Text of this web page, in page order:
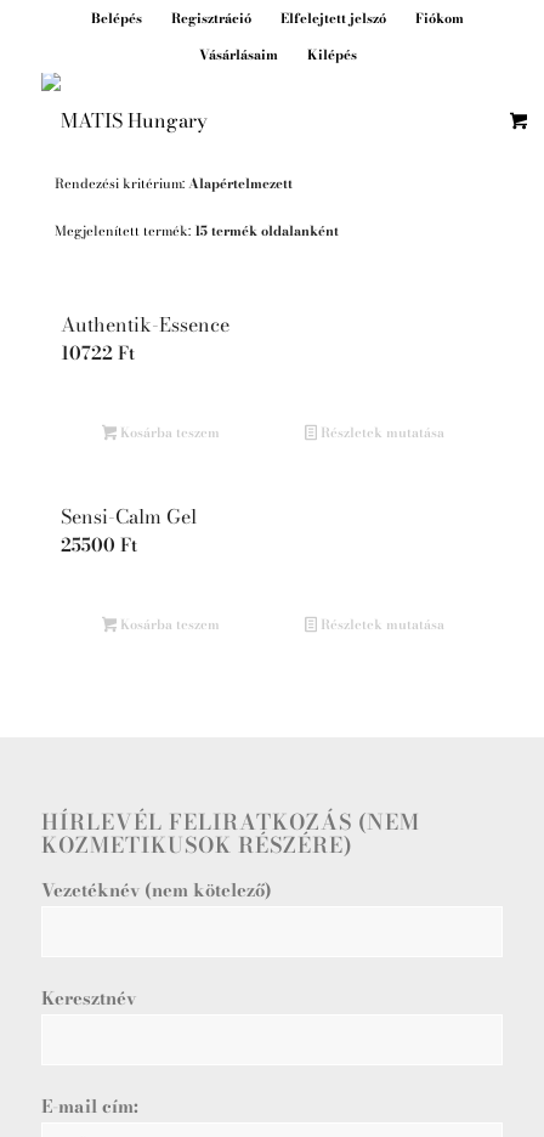
Belépés Regisztráció Elfelejtett jelszó
Fiókom
Vásárlásaim
Kilépés
Rendezési kritérium:Alapértelmezett
Megjelenített termék: 15 termék oldalanként
Authentik-Essence
10722Ft
Kosárba teszem Részletek mutatása
Sensi-Calm Gel
25500 Ft
Kosárba teszem Részletek mutatása
HÍRLEVÉL FELIRATKOZÁS (NEM
KOZMETIKUSOK RÉSZÉRE)
Vezetéknév (nem kötelező)
Keresztnév
E-mail cím: